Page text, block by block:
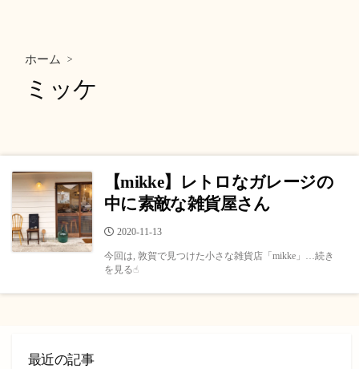
ホーム >
ミッケ
【mikke】レトロなガレージの
中に素敵な雑貨屋さん
公
日
2020-11-13
今回は, 敦賀で見つけた小さな雑貨店「mikke」…続き
を見る☝︎
最近の記事